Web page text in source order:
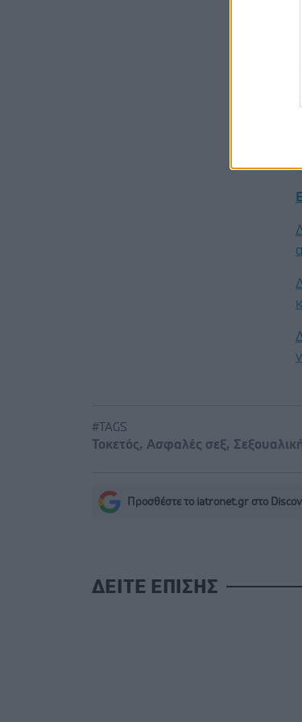
#TAGS
Τοκετός, Ασφαλές σεξ,
Προσθέστε το iatronet.gr στο
ΔΕΙΤΕ ΕΠΙΣΗΣ